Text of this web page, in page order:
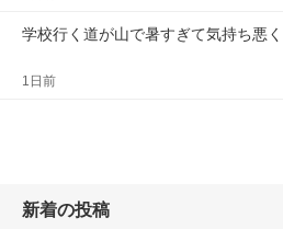
学校行く道が山で暑すぎて気持ち悪
1日前
新着の投稿